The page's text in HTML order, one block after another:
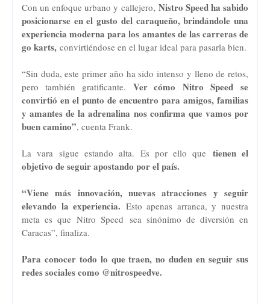
Con un enfoque urbano y callejero, Nistro Speed ha sabido
posicionarse en el gusto del caraqueño, brindándole una
experiencia moderna para los amantes de las carreras de
go karts, convirtiéndose en el lugar ideal para pasarla bien.
“Sin duda, este primer año ha sido intenso y lleno de retos,
pero también gratificante. Ver cómo Nitro Speed se
convirtió en el punto de encuentro para amigos, familias
y amantes de la adrenalina nos confirma que vamos por
buen camino”, cuenta Frank.
La vara sigue estando alta. Es por ello que tienen el
objetivo de seguir apostando por el país.
“Viene más innovación, nuevas atracciones y seguir
elevando la experiencia. Esto apenas arranca, y nuestra
meta es que Nitro Speed sea sinónimo de diversión en
Caracas”, finaliza.
Para conocer todo lo que traen, no duden en seguir sus
redes sociales como @nitrospeedve.